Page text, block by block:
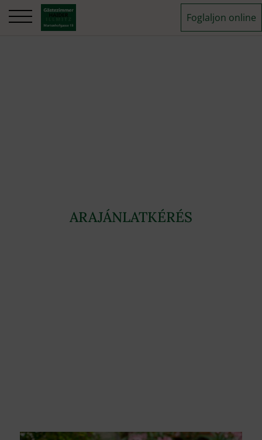
Foglaljon online
ARAJÁNLATKÉRÉS